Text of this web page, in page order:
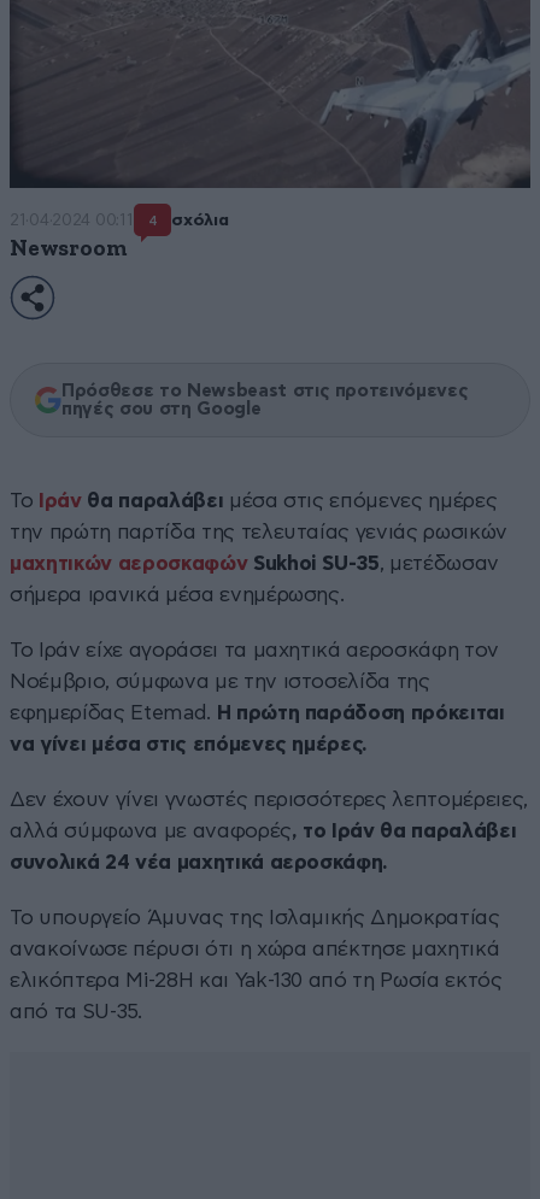
21·04·2024 00:11 4 σχόλια
Newsroom
Πρόσθεσε το Newsbeast στις προτεινόμενες
πηγές σου στη Google
Το Ιράν θα παραλάβει μέσα στις επόμενες ημέρες
την πρώτη παρτίδα της τελευταίας γενιάς ρωσικών
μαχητικών αεροσκαφών Sukhoi SU-35, μετέδωσαν
σήμερα ιρανικά μέσα ενημέρωσης.
Το Ιράν είχε αγοράσει τα μαχητικά αεροσκάφη τον
Νοέμβριο, σύμφωνα με την ιστοσελίδα της
εφημερίδας Etemad. Η πρώτη παράδοση πρόκειται
να γίνει μέσα στις επόμενες ημέρες.
Δεν έχουν γίνει γνωστές περισσότερες λεπτομέρειες,
αλλά σύμφωνα με αναφορές, το Ιράν θα παραλάβει
συνολικά 24 νέα μαχητικά αεροσκάφη.
Το υπουργείο Άμυνας της Ισλαμικής Δημοκρατίας
ανακοίνωσε πέρυσι ότι η χώρα απέκτησε μαχητικά
ελικόπτερα Mi-28H και Yak-130 από τη Ρωσία εκτός
από τα SU-35.